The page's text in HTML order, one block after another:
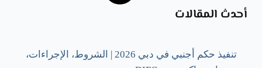
أحدث المقالات
تنفيذ حكم أجنبي في دبي 2026 | الشروط، الإجراءات،